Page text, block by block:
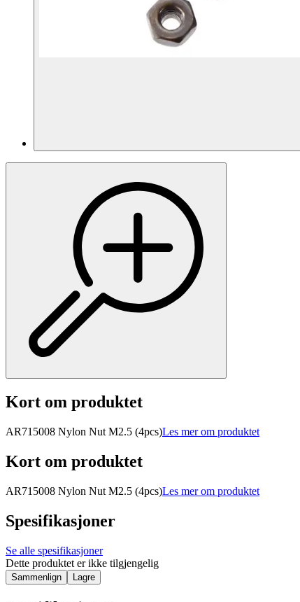
Kort om produktet
AR715008 Nylon Nut M2.5 (4pcs)Les mer om produktet
Kort om produktet
AR715008 Nylon Nut M2.5 (4pcs)Les mer om produktet
Spesifikasjoner
Se alle spesifikasjoner
Dette produktet er ikke tilgjengelig
Sammenlign Lagre